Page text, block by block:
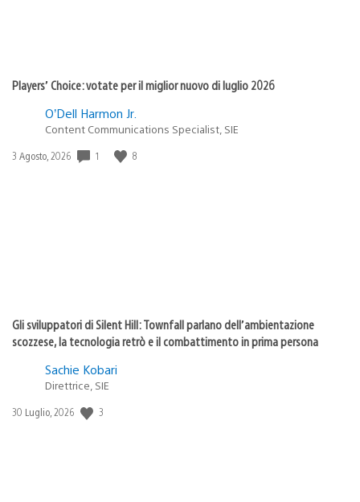
Players’ Choice: votate per il miglior nuovo di luglio 2026
O’Dell Harmon Jr.
Content Communications Specialist, SIE
Data
3 Agosto, 2026 1 8
Gli sviluppatori di Silent Hill: Townfall parlano dell’ambientazione
scozzese, la tecnologia retrò e il combattimento in prima persona
Sachie Kobari
Direttrice, SIE
Data
30 Luglio, 2026 3